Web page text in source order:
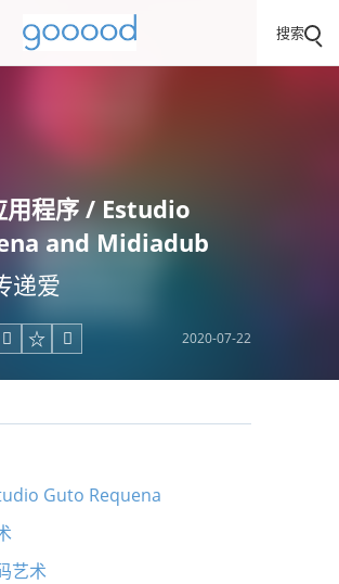
搜索
程序 / Estudio
and Midiadub
递爱
  2020-07-22
Guto Requena
艺术